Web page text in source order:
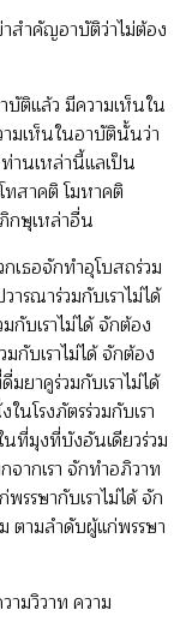
สำคัญอาบัติว่าไม่ต้อง
ติแล้ว มีความเห็นใน
มเห็นในอาบัตินั้นว่า
านเหล่านี้แลเป็น
สาคติ โมหาคติ
กษุเหล่าอื่น
เธอจักทำอุโบสถร่วม
ารณาร่วมกับเราไม่ได้
กับเราไม่ได้ จักต้อง
กับเราไม่ได้ จักต้อง
ยาคูร่วมกับเราไม่ได้
โรงภัตรร่วมกับเรา
นที่มุงที่บังอันเดียวร่วม
ากเรา จักทำอภิวาท
รรษากับเราไม่ได้ จัก
ตามลำดับผู้แก่พรรษา
ามวิวาท ความ